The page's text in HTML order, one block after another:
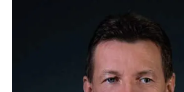
02 40 3 / 79 06 46
02 40 3 / 79 06 23